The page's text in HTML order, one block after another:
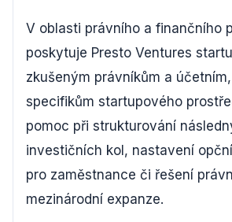
V oblasti právního a finančního
poskytuje Presto Ventures
zkušeným právníkům a
specifikům startupového
pomoc při strukturování
investičních kol, nastavení
pro zaměstnance či řešení
mezinárodní expanze.